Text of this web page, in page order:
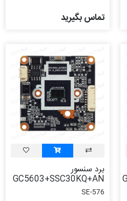
تماس بگیرید
برد سنسور
GC5603+SSC30KQ+AN
SE-576